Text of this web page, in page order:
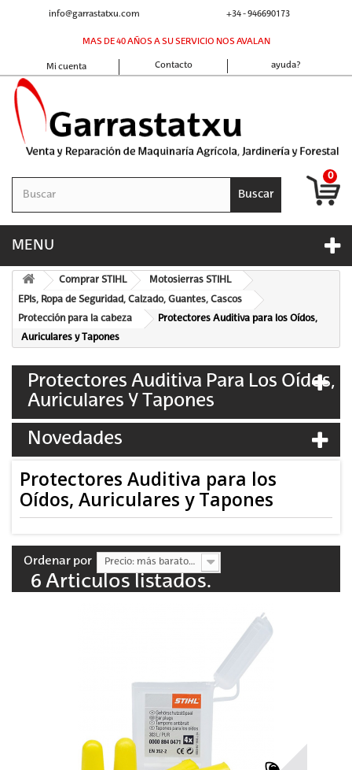
+34 - 946690173
info@garrastatxu.com
MAS DE 40 AÑOS A SU SERVICIO NOS AVALAN
ayuda?
Contacto
Mi cuenta
Buscar
0
MENU
Comprar STIHL Motosierras STIHL
EPIs, Ropa de Seguridad, Calzado, Guantes, Cascos
Protección para la cabeza
Protectores Auditiva para los Oídos,
Auriculares y Tapones
Protectores Auditiva Para Los Oídos,
Auriculares Y Tapones
Novedades
Protectores Auditiva para los
Oídos, Auriculares y Tapones
Ordenar por Precio: más baratos primero
6 Articulos listados.